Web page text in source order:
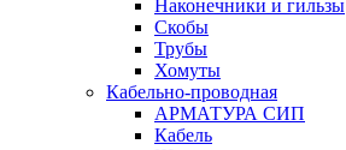
Наконечники и гильзы
Скобы
Трубы
Хомуты
Кабельно-проводная
АРМАТУРА СИП
Кабель